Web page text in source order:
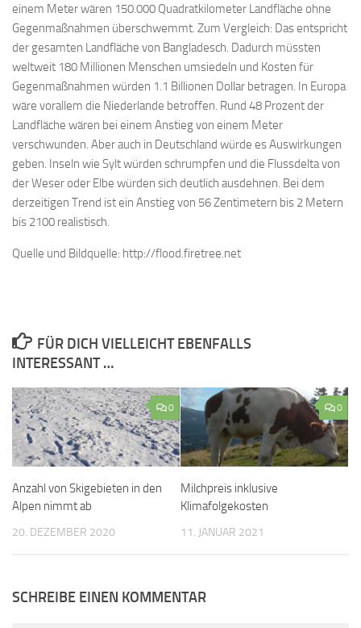
einem Meter wären 150.000 Quadratkilometer Landfläche ohne
Gegenmaßnahmen überschwemmt. Zum Vergleich: Das entspricht
der gesamten Landfläche von Bangladesch. Dadurch müssten
weltweit 180 Millionen Menschen umsiedeln und Kosten für
Gegenmaßnahmen würden 1.1 Billionen Dollar betragen. In Europa
wäre vorallem die Niederlande betroffen. Rund 48 Prozent der
Landfläche wären bei einem Anstieg von einem Meter
verschwunden. Aber auch in Deutschland würde es Auswirkungen
geben. Inseln wie Sylt würden schrumpfen und die Flussdelta von
der Weser oder Elbe würden sich deutlich ausdehnen. Bei dem
derzeitigen Trend ist ein Anstieg von 56 Zentimetern bis 2 Metern
bis 2100 realistisch.
Quelle und Bildquelle: http://flood.firetree.net
FÜR DICH VIELLEICHT EBENFALLS
INTERESSANT …
0
Anzahl von Skigebieten in den
Alpen nimmt ab
20. DEZEMBER 2020
0
Milchpreis inklusive
Klimafolgekosten
11. JANUAR 2021
SCHREIBE EINEN KOMMENTAR